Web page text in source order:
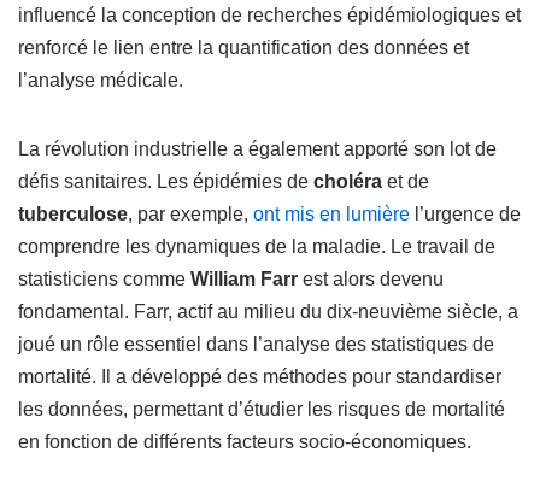
influencé la conception de recherches épidémiologiques et
renforcé le lien entre la quantification des données et
l’analyse médicale.
La révolution industrielle a également apporté son lot de
défis sanitaires. Les épidémies de choléra et de
tuberculose, par exemple, ont mis en lumière l’urgence de
comprendre les dynamiques de la maladie. Le travail de
statisticiens comme William Farr est alors devenu
fondamental. Farr, actif au milieu du dix-neuvième siècle, a
joué un rôle essentiel dans l’analyse des statistiques de
mortalité. Il a développé des méthodes pour standardiser
les données, permettant d’étudier les risques de mortalité
en fonction de différents facteurs socio-économiques.